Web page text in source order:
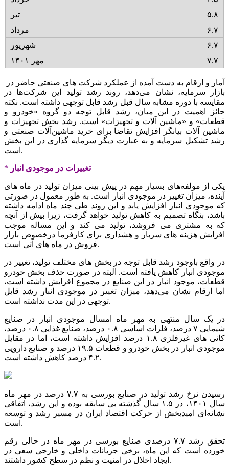
۵.۸
۶.۷
۶.۷
۷.۷
بازار سرمایه، نشان می‌دهد، روند رشد تولید این شرکت‌ها در
مقایسه با دوره مشابه سال قبل رشد قابل توجهی داشته است. نکته
حائز اهمیت در این میان، رشد قابل توجه دو گروه «خودرو و
قطعات» و «ماشین آلات و تجهیزات» است. رشد بخش تجهیزات و
ماشین آلات بیانگر افزایش تقاضا برای خرید ماشین‌آلات صنعتی و
رشد تشکیل سرمایه و به عبارت دیگر سرمایه گذاری در این بخش
است.
* تغییرات در موجودی انبار
یکی از مولفه‌های بسیار مهم در پیش بینی میزان تولید در ماه های
آینده، میزان تغییر در موجودی انبار است. به طور معمول در صورتی
که موجودی انبار افزایش یابد و این روند طی چند ماه ادامه داشته
باشد، بنگاه تصمیم به کاهش تولید خواهد گرفت، زیرا بیش از آنچه
که به مشتری می فروشد، تولید می کند و این مساله موجب
افزایش هزینه های سربار و هشداری برای کارفرما درخصوص بازار
فروش در ماه های آتی است.
در واقع باوجود رشد قابل توجه در بخش های مختلف تولید، تغییر در
موجودی انبار کاهش یافته است. البته در صورت حذف بخش خودرو
قطعات، موجود انبار در این صنایع در مجموع افزایش داشته است،
اما ارقام نشان می‌دهد، میزان تغییر در موجودی انبار رشد قابل
توجهی در این مدت نداشته است.
در یک سال منتهی به مهر ماه امسال موجودی انبار در صنایع
شیمایی ۷ درصد، فلزات اساسی ۰.۸ درصد، صنایع غذایی ۰.۸ درصد،
کانی های غیرفلزی ۱.۸ درصد افزایش داشته است، اما در مقایل
موجودی انبار در بخش خودرو و قطعات ۱۹.۵ درصد و صنایع دارویی
۴.۲ درصد کاهش داشته است.
رسیدن نرخ رشد تولید در صنایع بورسی به ۷.۷ درصد در مهر ماه
سال ۱۴۰۱، در ۱.۵ سال گذشته بی سابقه بوده و این رشد، اتفاقی
نشانه‌ای امیدبخش از حرکت اقتصاد ایران در مسیر رشد و توسعه
است.
تحقق رشد ۷.۷ درصدی صنایع بورسی در مهر ماه در حالی رقم
خورده است که این ماه، برخی جریانات داخلی و خارجی سعی در
ایجاد اخلال در امنیت و نظم در سطح کشور داشتند.